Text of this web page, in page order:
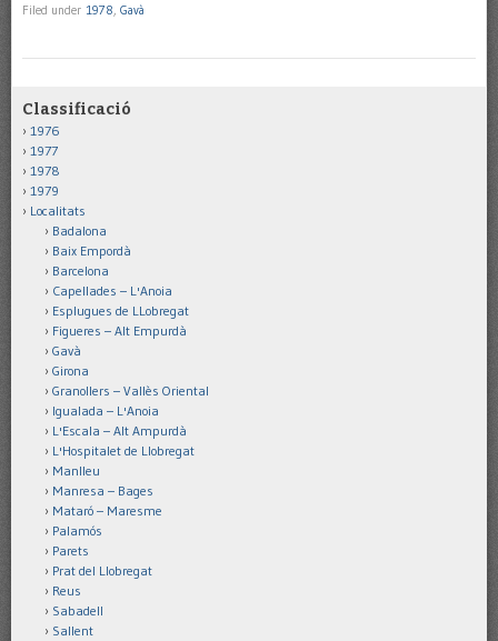
Filed under 1978 Gavà
Classificació
1976
1977
1978
1979
Localitats
Badalona
Baix Empordà
Barcelona
Capellades – L'Anoia
Esplugues de LLobregat
Figueres – Alt Empurdà
Gavà
Girona
Granollers – Vallès Oriental
Igualada – L'Anoia
L'Escala – Alt Ampurdà
L'Hospitalet de Llobregat
Manlleu
Manresa – Bages
Mataró – Maresme
Palamós
Parets
Prat del Llobregat
Reus
Sabadell
Sallent